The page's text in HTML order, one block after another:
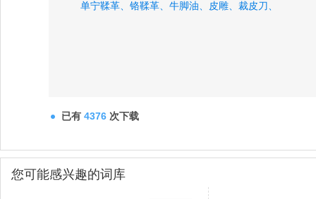
单宁鞣革、 铬鞣革、 牛脚油、 皮雕、 裁皮刀、
已有 4376 次下载
您可能感兴趣的词库